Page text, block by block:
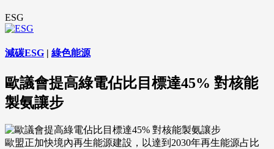
ESG
減碳ESG | 綠色能源
歐議會提高綠電佔比目標達45% 對核能
製氨讓步
歐盟正加快境內再生能源建設，以達到2030年再生能源占比